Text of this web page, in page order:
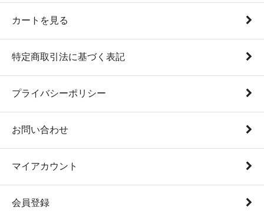
カートを見る
特定商取引法に基づく表記
プライバシーポリシー
お問い合わせ
マイアカウント
会員登録